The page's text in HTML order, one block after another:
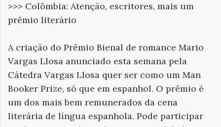
>>> Colômbia: Atenção, escritores, mais um
prêmio literário
A criação do Prêmio Bienal de romance Mario
Vargas Llosa anunciado esta semana pela
Cátedra Vargas Llosa quer ser como um Man
Booker Prize, só que em espanhol. O prêmio é
um dos mais bem remunerados da cena
literária de língua espanhola. Pode participar